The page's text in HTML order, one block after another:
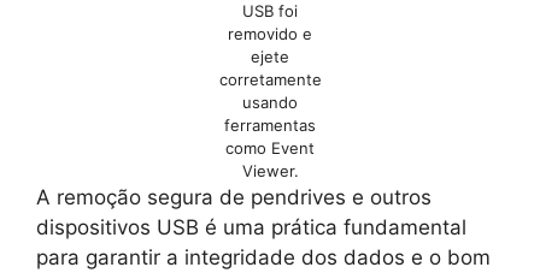
USB foi
removido e
ejete
corretamente
usando
ferramentas
como Event
Viewer.
A remoção segura de pendrives e outros
dispositivos USB é uma prática fundamental
para garantir a integridade dos dados e o bom